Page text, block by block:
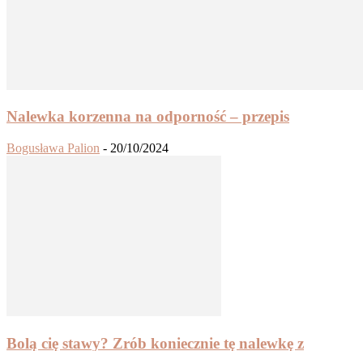
Nalewka korzenna na odporność – przepis
Bogusława Palion - 20/10/2024
Bolą cię stawy? Zrób koniecznie tę nalewkę z